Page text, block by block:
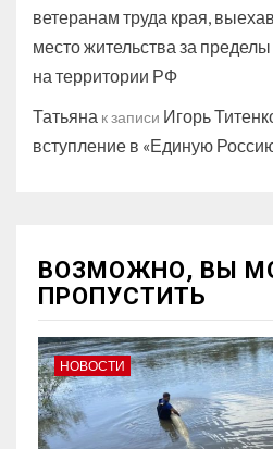
ветеранам труда края,
место жительства за
на территории РФ
Татьяна к записи Игорь
вступление в «Единую
ВОЗМОЖНО, ВЫ
ПРОПУСТИТЬ
НОВОСТИ